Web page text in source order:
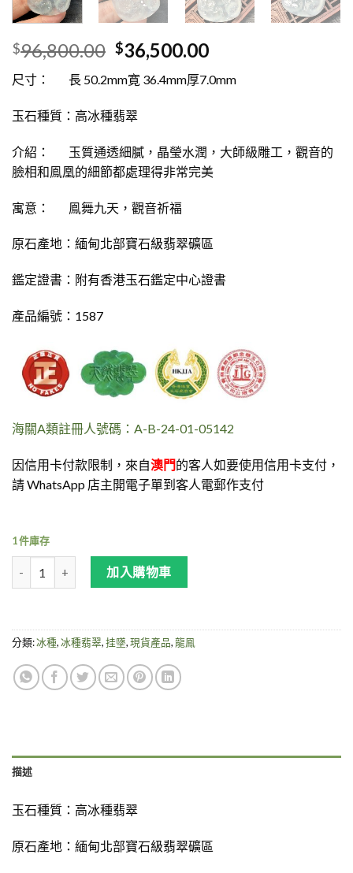
$96,800.00 $36,500.00
尺寸： 長 50.2mm寛 36.4mm厚7.0mm
玉石種質：高冰種翡翠
介紹： 玉質通透細膩，晶瑩水潤，大師級雕工，觀音的
臉相和鳯凰的細節都處理得非常完美
寓意： 鳯舞九天，觀音祈福
原石產地：緬甸北部寶石級翡翠礦區
鑑定證書：附有香港玉石鑑定中心證書
產品編號：1587
海關A類註冊人號碼：A-B-24-01-05142
因信用卡付款限制，來自澳門的客人如要使用信用卡支付，
請 WhatsApp 店主開電子單到客人電郵作支付
1 件庫存
高冰種翡翠 - 鳯凰觀音牌 數量
加入購物車
分類:冰種,冰種翡翠,挂墜,現貨產品,龍鳯
描述
玉石種質： 高冰種翡翠
原石產地：緬甸北部寶石級翡翠礦區